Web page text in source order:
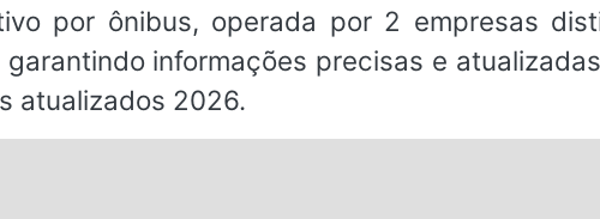
por ônibus, operada por 2 empresas
informações precisas e
atualizados 2026.